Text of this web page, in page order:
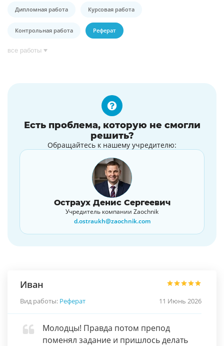
Дипломная работа Курсовая работа
Контрольная работа Реферат
все работы
Есть проблема, которую не смогли
решить?
Обращайтесь к нашему учредителю:
Остраух Денис Сергеевич
Учредитель компании Zaochnik
d.ostraukh@zaochnik.com
Иван
Вид работы: Реферат 11 Июнь 2026
Молодцы! Правда потом препод
поменял задание и пришлось делать